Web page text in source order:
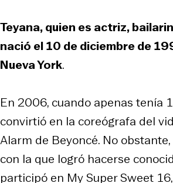
Teyana, quien es actriz,
nació el 10 de diciembre de
Nueva York.
En 2006, cuando apenas tenía
convirtió en la coreógrafa del
Alarm de Beyoncé. No
con la que logró hacerse
participó en My Super Sweet 16